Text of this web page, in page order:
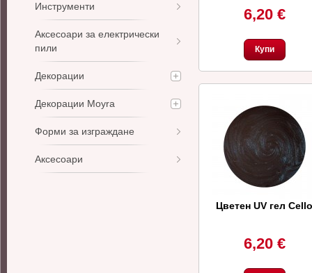
6,20 €
Купи
Цветен UV гел Cello
6,20 €
Инструменти
Аксесоари за електрически
пили
Декорации
Декорации Moyra
Форми за изграждане
Аксесоари